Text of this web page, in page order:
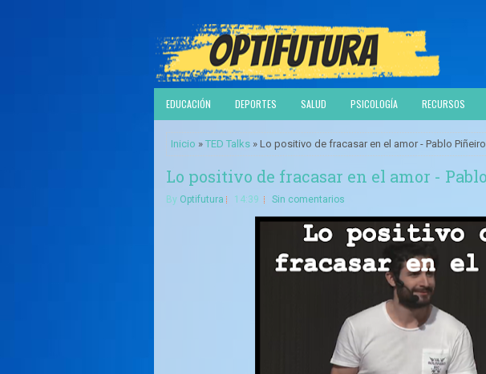
EDUCACIÓN DEPORTES SALUD PSICOLOGÍA RECURSOS
Inicio » TED Talks » Lo positivo de fracasar en el amor - Pablo Piñeiro
Lo positivo de fracasar en el amor -
By Optifutura 14:39 Sin comentarios